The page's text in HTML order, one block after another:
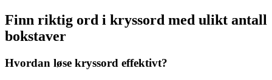
Finn riktig ord i kryssord med ulikt antall
bokstaver
Hvordan løse kryssord effektivt?